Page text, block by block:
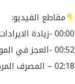
مقاطع الفيديو:
00:00 -زيادة الايرادات في موازنة 2025
00:52 -العجز في الموازنة العامة وخيارات تمويله
02:18 – المصرف المركزي وتمويل عجز الموازنة